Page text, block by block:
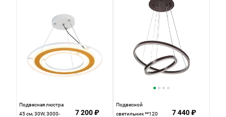
Подвесная люстра
45 см, 30W, 3000-
7 200 ₽
Подвесной
светильник **120
7 440 ₽